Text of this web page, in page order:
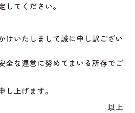
してください。
けいたしまして誠に申し訳ござい
全な運営に努めてまいる所存でご
し上げます。
以上